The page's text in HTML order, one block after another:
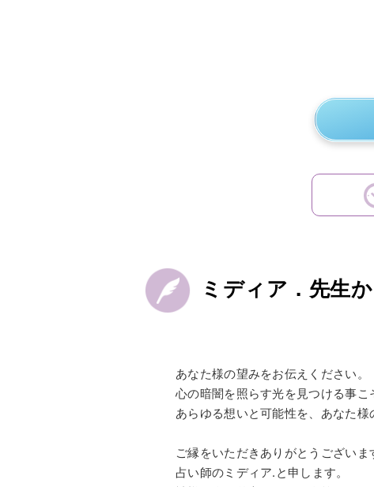
ミディア．先生
あなた様の望みをお伝えください。
心の暗闇を照らす光を見つける事こ
あらゆる想いと可能性を、あなた様
ご縁をいただきありがとうございま
占い師のミディア.と申します。